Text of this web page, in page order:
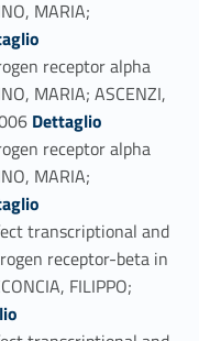
MARIA;
receptor alpha
MARIA; ASCENZI,
Link identifier #identifier_person_150183-93
Dettaglio
receptor alpha
MARIA;
transcriptional and
receptor-beta in
FILIPPO;